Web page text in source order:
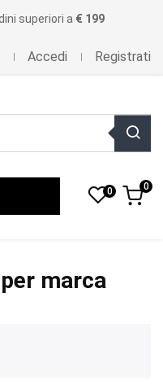
superiori a € 199
Accedi Registrati
0 0
marca